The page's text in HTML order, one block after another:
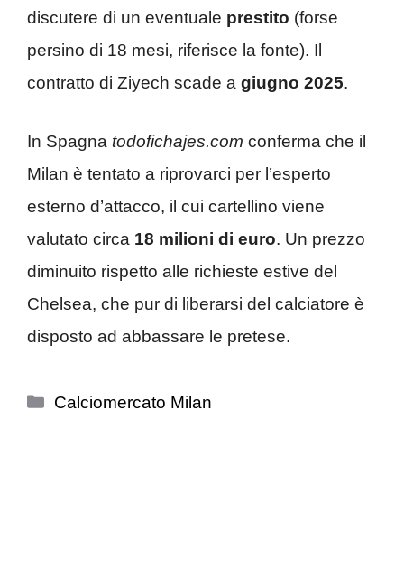
discutere di un eventuale prestito (forse
persino di 18 mesi, riferisce la fonte). Il
contratto di Ziyech scade a giugno 2025.
In Spagna todofichajes.com conferma che il
Milan è tentato a riprovarci per l’esperto
esterno d’attacco, il cui cartellino viene
valutato circa 18 milioni di euro. Un prezzo
diminuito rispetto alle richieste estive del
Chelsea, che pur di liberarsi del calciatore è
disposto ad abbassare le pretese.
Categorie
Calciomercato Milan